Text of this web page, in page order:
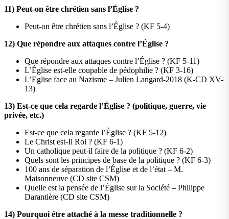
11) Peut-on être chrétien sans l’Église ?
Peut-on être chrétien sans l’Église ? (KF 5-4)
12) Que répondre aux attaques contre l’Église ?
Que répondre aux attaques contre l’Église ? (KF 5-11)
L’Église est-elle coupable de pédophilie ? (KF 3-16)
L’Eglise face au Nazisme – Julien Langard-2018 (K-CD XV-
13)
13) Est-ce que cela regarde l’Église ? (politique, guerre, vie
privée, etc.)
Est-ce que cela regarde l’Église ? (KF 5-12)
Le Christ est-Il Roi ? (KF 6-1)
Un catholique peut-il faire de la politique ? (KF 6-2)
Quels sont les principes de base de la politique ? (KF 6-3)
100 ans de séparation de l’Église et de l’état – M.
Maisonneuve (CD site CSM)
Quelle est la pensée de l’Église sur la Société – Philippe
Darantière (CD site CSM)
14) Pourquoi être attaché à la messe traditionnelle ?